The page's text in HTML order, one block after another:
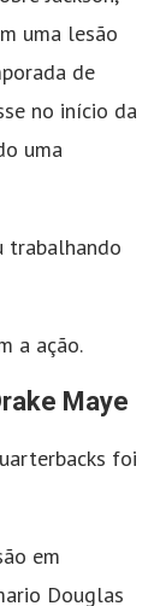
uma lesão
de
no início da
uma
trabalhando
a ação.
Maye
foi
em
Douglas